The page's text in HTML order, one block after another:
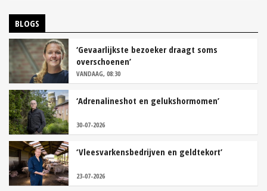
BLOGS
‘Gevaarlijkste bezoeker draagt soms
overschoenen’
VANDAAG, 08:30
‘Adrenalineshot en gelukshormomen’
30-07-2026
‘Vleesvarkensbedrijven en geldtekort’
23-07-2026